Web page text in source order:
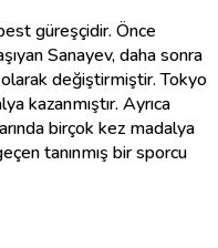
güreşçidir. Önce
Sanayev, daha sonra
olarak değiştirmiştir. Tokyo
kazanmıştır. Ayrıca
birçok kez madalya
tanınmış bir sporcu